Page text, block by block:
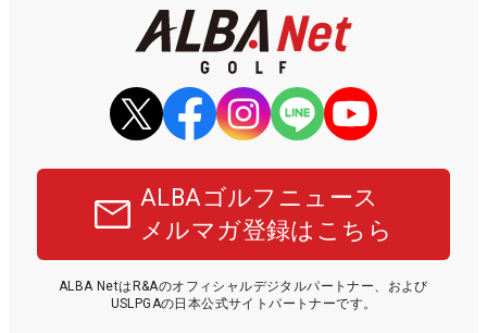
ALBAゴルフニュース
メルマガ登録はこちら
ALBA NetはR&Aのオフィシャルデジタルパートナー、および
USLPGAの日本公式サイトパートナーです。